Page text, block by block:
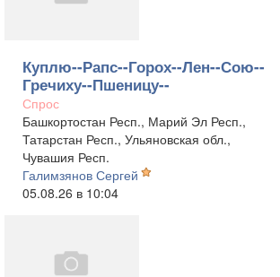
Куплю--Рапс--Горох--Лен--Сою--
Гречиху--Пшеницу--
Спрос
Башкортостан Респ., Марий Эл Респ.,
Татарстан Респ., Ульяновская обл.,
Чувашия Респ.
Галимзянов Сергей
05.08.26 в 10:04